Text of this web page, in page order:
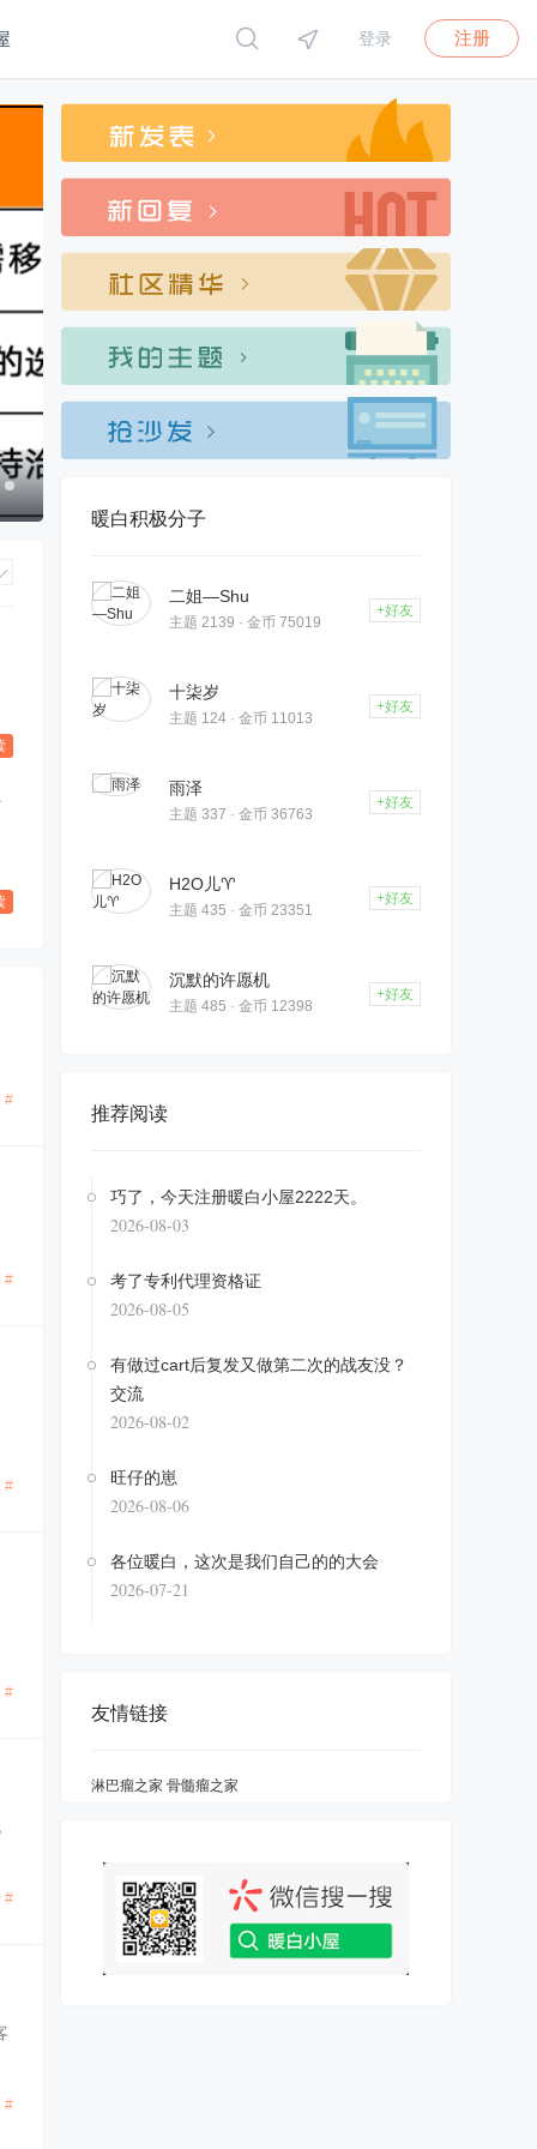
登录 注册
#
#
#
#
#
#
暖白积极分子
二姐—Shu
主题 2139 · 金币 75019
+好友
十柒岁
主题 124 · 金币 11013
+好友
雨泽
主题 337 · 金币 36763
+好友
H2O儿♈️
主题 435 · 金币 23351
+好友
沉默的许愿机
主题 485 · 金币 12398
+好友
推荐阅读
巧了，今天注册暖白小屋2222天。
2026-08-03
考了专利代理资格证
2026-08-05
有做过cart后复发又做第二次的战友没？
交流
2026-08-02
旺仔的崽
2026-08-06
各位暖白，这次是我们自己的的大会
2026-07-21
友情链接
淋巴瘤之家 骨髓瘤之家